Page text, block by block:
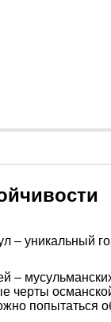
уникальный
–